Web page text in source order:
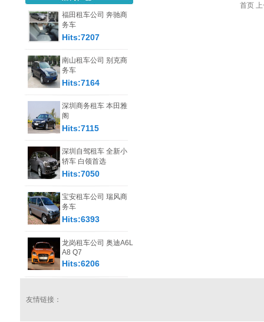
福田租车公司 奔驰商
务车
Hits:7207
南山租车公司 别克商
务车
Hits:7164
深圳商务租车 本田雅
阁
Hits:7115
深圳自驾租车 全新小
轿车 白领首选
Hits:7050
宝安租车公司 瑞风商
务车
Hits:6393
龙岗租车公司 奥迪A6L
A8 Q7
Hits:6206
首页
友情链接：